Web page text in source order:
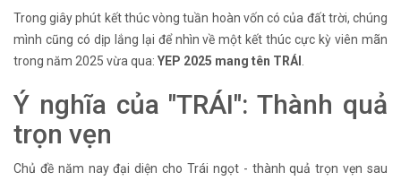
Trong giây phút kết thúc vòng tuần hoàn vốn có của đất trời, chúng
mình cũng có dịp lắng lại để nhìn về một kết thúc cực kỳ viên mãn
trong năm 2025 vừa qua: YEP 2025 mang tên TRÁI
Ý nghĩa của "TRÁI": Thành quả
trọn vẹn
Chủ đề năm nay đại diện cho Trái ngọt - thành quả trọn vẹn sau